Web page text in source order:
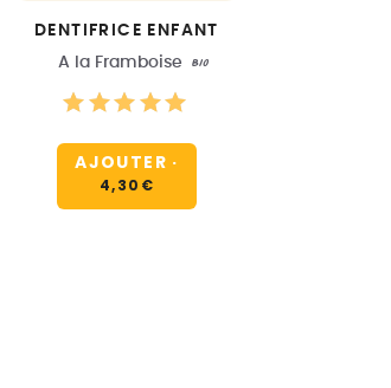
DENTIFRICE ENFANT
A la Framboise BIO
AJOUTER ·
4,30 €